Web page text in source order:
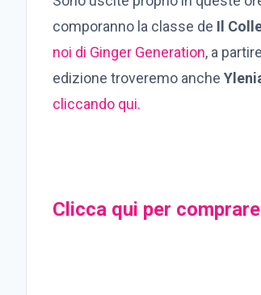
comporanno la classe de Il
noi di Ginger Generation, a
edizione troveremo anche
cliccando qui.
Clicca qui per